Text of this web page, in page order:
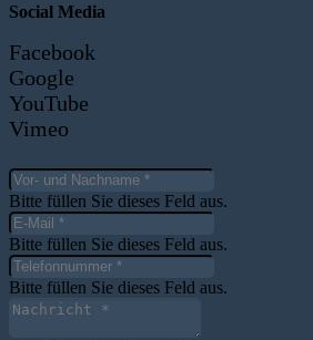
Social Media
Facebook
Google
YouTube
Vimeo
Bitte füllen Sie dieses Feld aus.
Bitte füllen Sie dieses Feld aus.
Bitte füllen Sie dieses Feld aus.